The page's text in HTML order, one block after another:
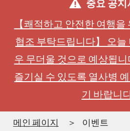
중요 공지
【쾌적하고 안전한 여행
협조 부탁드립니다】 오늘
우 무더울 것으로 예상됩
즐기실 수 있도록 열사병
기 바랍니
메인 페이지 이벤트